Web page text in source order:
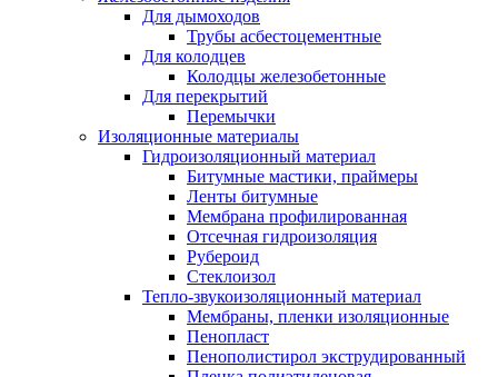
Для дымоходов
Трубы асбестоцементные
Для колодцев
Колодцы железобетонные
Для перекрытий
Перемычки
Изоляционные материалы
Гидроизоляционный материал
Битумные мастики, праймеры
Ленты битумные
Мембрана профилированная
Отсечная гидроизоляция
Рубероид
Стеклоизол
Тепло-звукоизоляционный материал
Мембраны, пленки изоляционные
Пенопласт
Пенополистирол экструдированный